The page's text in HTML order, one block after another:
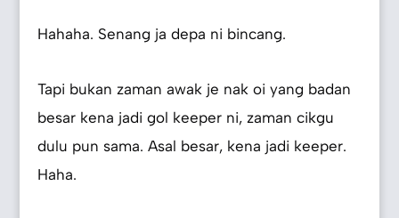
Hahaha. Senang ja depa ni bincang.
Tapi bukan zaman awak je nak oi yang badan
besar kena jadi gol keeper ni, zaman cikgu
dulu pun sama. Asal besar, kena jadi keeper.
Haha.